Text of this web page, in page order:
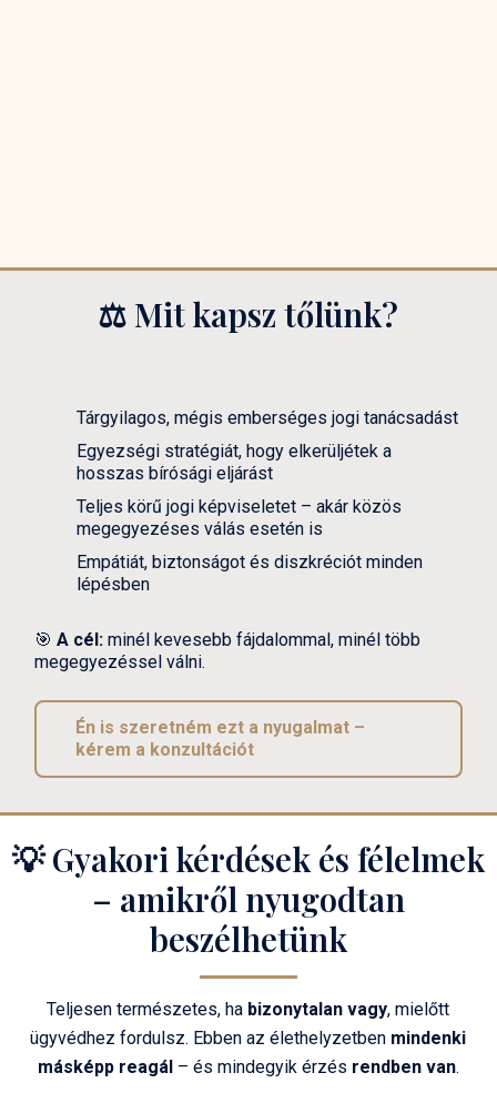
⚖️ Mit kapsz tőlünk?
Tárgyilagos, mégis emberséges jogi tanácsadást
Egyezségi stratégiát, hogy elkerüljétek a
hosszas bírósági eljárást
Teljes körű jogi képviseletet – akár közös
megegyezéses válás esetén is
Empátiát, biztonságot és diszkréciót minden
lépésben
🎯 A cél:minél kevesebb fájdalommal, minél több
megegyezéssel válni.
Én is szeretném ezt a nyugalmat –
kérem a konzultációt
💡 Gyakori kérdések és félelmek
– amikről nyugodtan
beszélhetünk
Teljesen természetes, ha bizonytalan vagy, mielőtt
ügyvédhez fordulsz. Ebben az élethelyzetben mindenki
másképp reagál– és mindegyik érzés rendben van.